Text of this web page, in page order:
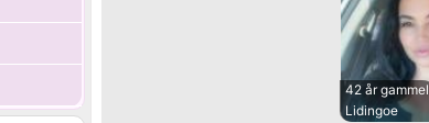
42 år gammel
Lidingoe